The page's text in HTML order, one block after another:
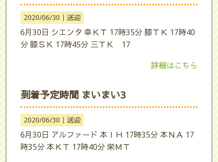
2020/06/30｜ 送迎
6月30日 シエンタ 幸ＫＴ 17時35分 膝ＴＫ 17時40
分 膝ＳＫ 17時45分 三ＴＫ 17
詳細はこちら
到着予定時間 まいまい3
2020/06/30｜ 送迎
6月30日 アルファード 本ＩＨ 17時35分 本ＮＡ 17
時35分 本ＫＴ 17時40分 栄ＭＴ